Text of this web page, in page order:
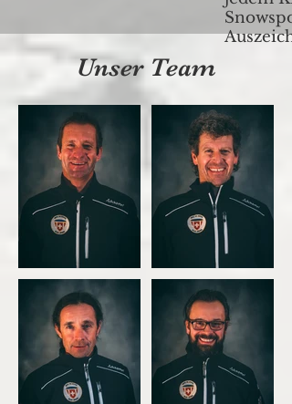
Unser Team